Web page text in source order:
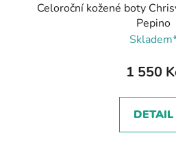
Celoroční kožené boty
Pepino
1 550
DETAIL